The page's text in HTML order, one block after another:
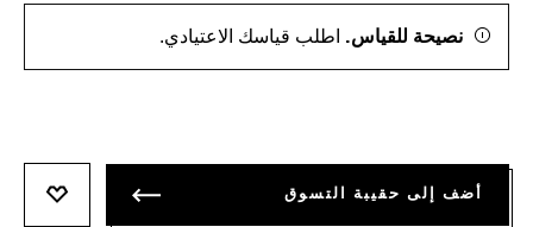
نصيحة للقياس. اطلب قياسك الاعتيادي.
أضف إلى حقيبة التسوق